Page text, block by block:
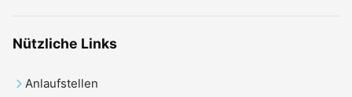
Nützliche Links
Anlaufstellen